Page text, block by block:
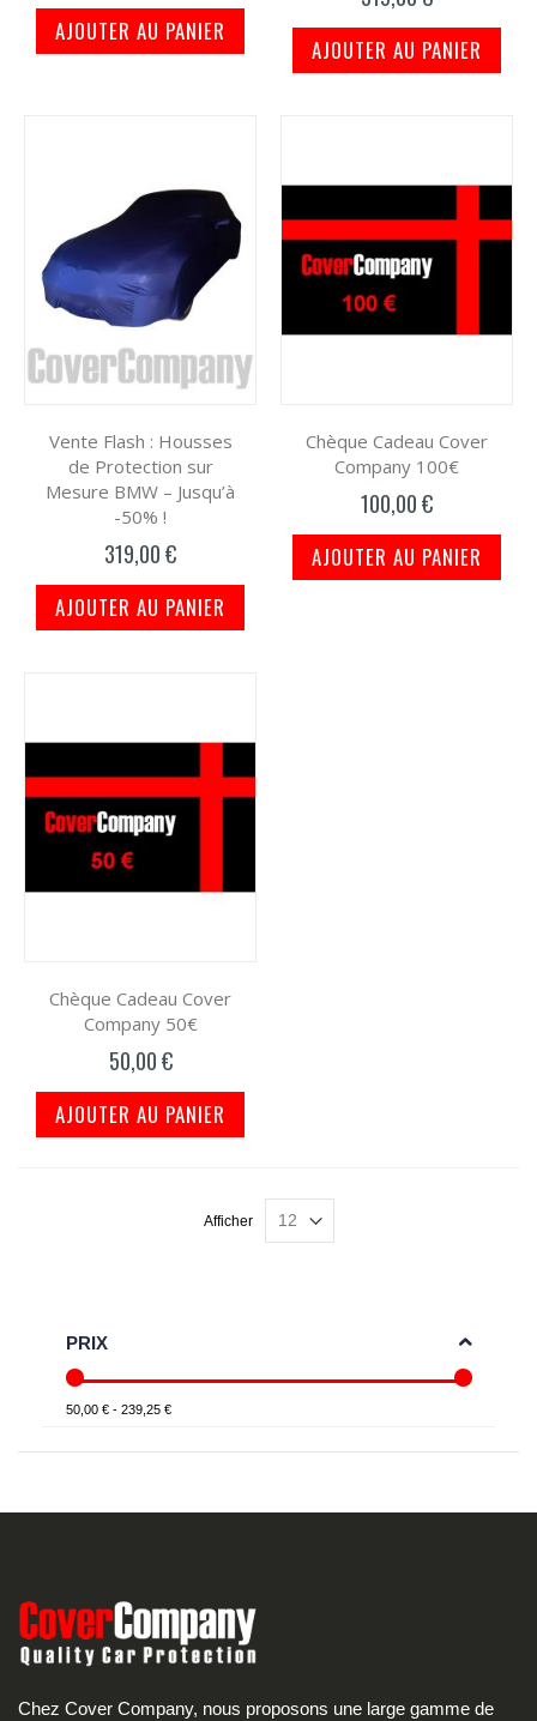
AJOUTER AU PANIER
AJOUTER AU PANIER
Vente Flash : Housses
de Protection sur
Mesure BMW – Jusqu’à
-50% !
319,00 €
AJOUTER AU PANIER
Chèque Cadeau Cover
Company 100€
100,00 €
AJOUTER AU PANIER
Chèque Cadeau Cover
Company 50€
50,00 €
AJOUTER AU PANIER
Afficher
PRIX
50,00 € - 239,25 €
Chez Cover Company, nous proposons une large gamme de